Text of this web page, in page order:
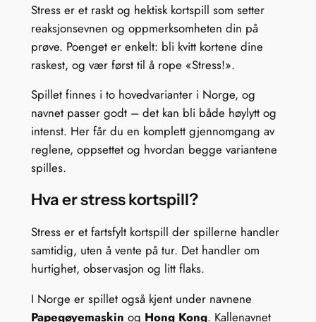
Stress er et raskt og hektisk kortspill som setter
reaksjonsevnen og oppmerksomheten din på
prøve. Poenget er enkelt: bli kvitt kortene dine
raskest, og vær først til å rope «Stress!».
Spillet finnes i to hovedvarianter i Norge, og
navnet passer godt – det kan bli både høylytt og
intenst. Her får du en komplett gjennomgang av
reglene, oppsettet og hvordan begge variantene
spilles.
Hva er stress kortspill?
Stress er et fartsfylt kortspill der spillerne handler
samtidig, uten å vente på tur. Det handler om
hurtighet, observasjon og litt flaks.
I Norge er spillet også kjent under navnene
Papegøyemaskin og Hong Kong. Kallenavnet